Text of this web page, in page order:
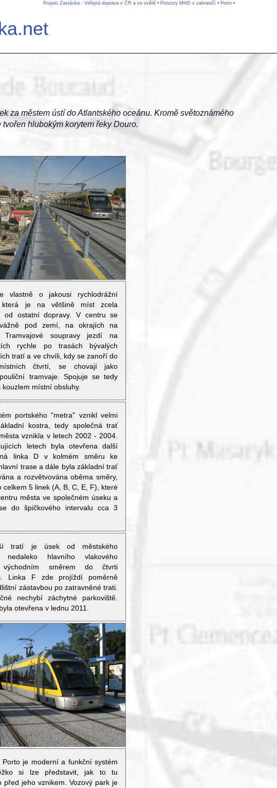
Projekt Zastávka - Veřejná doprava v ČR a ve světě• Provozy MHD v zahraničí • Porto•
za městem ústí do Atlantského oceánu. Kromě světoznámého
hlubokým korytem řeky Douro.
vlastně o jakousi rychlodrážní
která je na většině míst zcela
od ostatní dopravy. V centru se
pod zemí, na okrajích na
Tramvajové soupravy jezdí na
rychle po trasách bývalých
tratí a ve chvíli, kdy se zanoří do
čtvrtí, se chovají jako
tramvaje. Spojuje se tedy
kouzlem místní obsluhy.
portského "metra" vznikl velmi
kostra, tedy společná trať
vznikla v letech 2002 - 2004.
letech byla otevřena další
linka D v kolmém směru ke
trase a dále byla základní trať
a rozvětvována oběma směry,
celkem 5 linek (A, B, C, E, F), které
města ve společném úseku a
do špičkového intervalu cca 3
tratí je úsek od městského
nedaleko hlavního vlakového
východním směrem do čtvrti
Linka F zde projíždí poměrně
zástavbou po zatravněné trati.
nechybí záchytné parkoviště.
otevřena v lednu 2011.
Porto je moderní a funkční systém
si lze představit, jak to tu
před jeho vznikem. Vozový park je